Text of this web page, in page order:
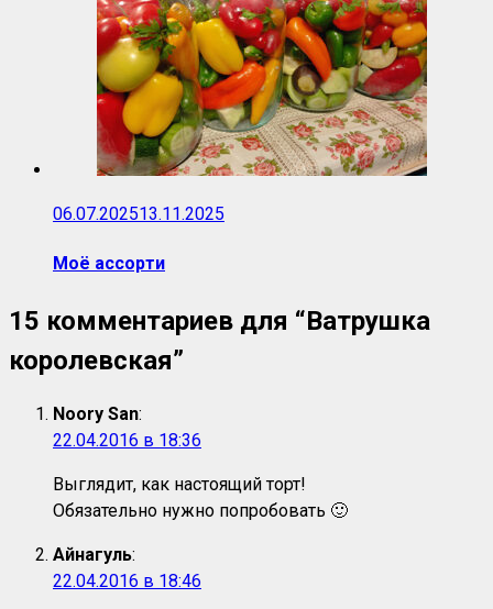
06.07.202513.11.2025
Моё ассорти
15 комментариев для “Ватрушка
королевская”
Noory San:
22.04.2016 в 18:36
Выглядит, как настоящий торт!
Обязательно нужно попробовать 🙂
Айнагуль:
22.04.2016 в 18:46